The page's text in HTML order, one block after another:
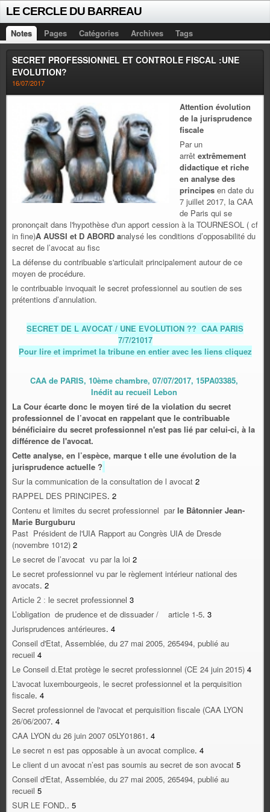
LE CERCLE DU BARREAU
Notes Pages Catégories Archives Tags
SECRET PROFESSIONNEL ET CONTROLE FISCAL :UNE
EVOLUTION?
16/07/2017
Attention évolution
de la jurisprudence
fiscale
Par un
arrêtextrêmement
didactique et riche
en analyse des
principes en date du
7 juillet 2017, la CAA
de Paris qui se
prononçait dans l'hypothèse d'un apport cession à la TOURNESOL ( cf
in fine)A AUSSI et D ABORD analysé les conditions d’opposabilité du
secret de l’avocat au fisc
La défense du contribuable s'articulait principalement autour de ce
moyen de procédure.
le contribuable invoquait le secret professionnel au soutien de ses
prétentions d’annulation.
SECRET DE L AVOCAT / UNE EVOLUTION ?? CAA PARIS
7/7/21017
Pour lire et imprimet la tribune en entier avec les liens cliquez
CAA de PARIS, 10ème chambre, 07/07/2017, 15PA03385,
Inédit au recueil Lebon
La Cour écarte donc le moyen tiré de la violation du secret
professionnel de l’avocat en rappelant que le contribuable
bénéficiaire du secret professionnel n'est pas lié par celui-ci, à la
différence de l'avocat.
Cette analyse, en l’espèce, marque t elle une évolution de la
jurisprudence actuelle ?
Sur la communication de la consultation de l avocat 2
RAPPEL DES PRINCIPES. 2
Contenu et limites du secret professionnel parle Bâtonnier Jean-
Marie Burguburu
Past Président de l'UIA Rapport au Congrès UIA de Dresde
(novembre 1012) 2
Le secret de l’avocat vu par la loi 2
Le secret professionnel vu par le règlement intérieur national des
avocats. 2
Article 2 : le secret professionnel 3
L’obligation de prudence et de dissuader /
article 1-5. 3
Jurisprudences antérieures. 4
Conseil d'Etat, Assemblée, du 27 mai 2005, 265494, publié au
recueil 4
Le Conseil d.Etat protège le secret professionnel (CE 24 juin 2015) 4
L'avocat luxembourgeois, le secret professionnel et la perquisition
fiscale. 4
Secret professionnel de l'avocat et perquisition fiscale (CAA LYON
26/06/2007. 4
CAA LYON du 26 juin 2007 05LY01861. 4
Le secret n est pas opposable à un avocat complice. 4
Le client d un avocat n’est pas soumis au secret de son avocat 5
Conseil d'Etat, Assemblée, du 27 mai 2005, 265494, publié au
recueil 5
SUR LE FOND.. 5